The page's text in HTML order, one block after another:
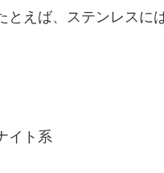
とえば、ステンレスに
イト系